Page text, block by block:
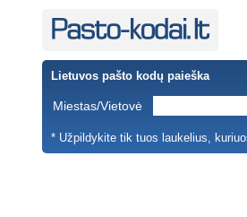
Lietuvos pašto kodų paieška
Miestas/Vietovė
* Užpildykite tik tuos laukelius,